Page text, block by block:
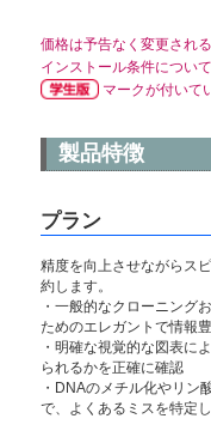
価格は予告なく変更され
インストール条件につい
マークが付いて
製品特徴
プラン
精度を向上させながらス
約します。
・一般的なクローニング
ためのエレガントで情報
・明確な視覚的な図表に
られるかを正確に確認
・DNAのメチル化やリン
で、よくあるミスを特定